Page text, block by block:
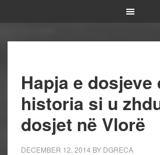
Hapja e dosjeve
historia si u
dosjet në Vlorë
DECEMBER 12, 2014 BY DGRECA